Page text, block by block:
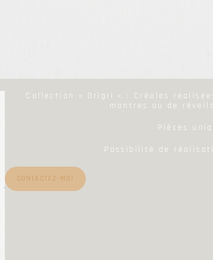
Collection « Grigri » : Créoles
montres ou de
Pièces
Possibilité de
CONTACTEZ-MOI